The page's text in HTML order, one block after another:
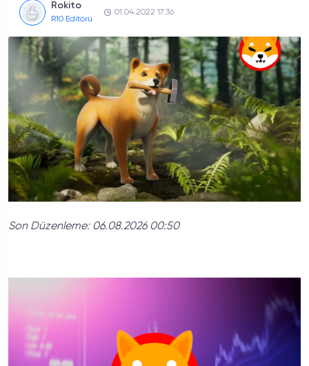
Rokito
R10 Editörü
01.04.2022 17:36
Son Düzenleme: 06.08.2026 00:50